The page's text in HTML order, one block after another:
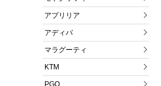
アプリリア
アディバ
マラグーティ
KTM